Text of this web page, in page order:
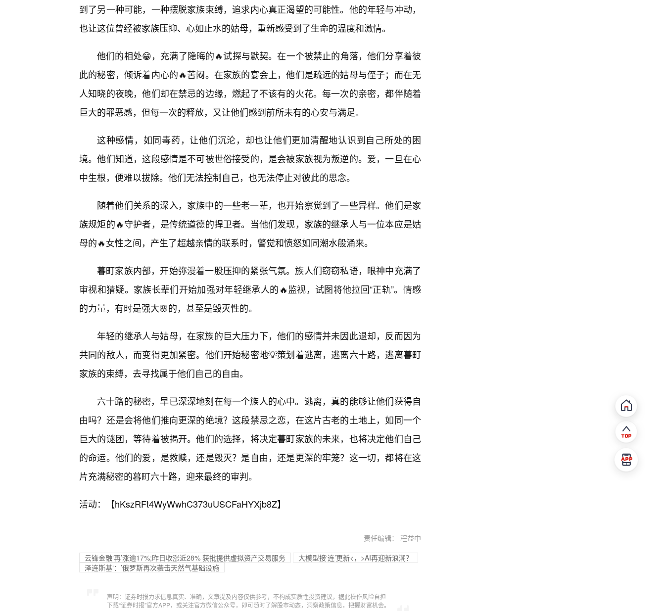
到了另一种可能，一种摆脱家族束缚，追求内心真正渴望的可能性。他的年轻与冲动，
也让这位曾经被家族压抑、心如止水的姑母，重新感受到了生命的温度和激情。
他们的相处😁，充满了隐晦的🔥试探与默契。在一个被禁止的角落，他们分享着彼
此的秘密，倾诉着内心的🔥苦闷。在家族的宴会上，他们是疏远的姑母与侄子；而在无
人知晓的夜晚，他们却在禁忌的边缘，燃起了不该有的火花。每一次的亲密，都伴随着
巨大的罪恶感，但每一次的释放，又让他们感到前所未有的心安与满足。
这种感情，如同毒药，让他们沉沦，却也让他们更加清醒地认识到自己所处的困
境。他们知道，这段感情是不可被世俗接受的，是会被家族视为叛逆的。爱，一旦在心
中生根，便难以拔除。他们无法控制自己，也无法停止对彼此的思念。
随着他们关系的深入，家族中的一些老一辈，也开始察觉到了一些异样。他们是家
族规矩的🔥守护者，是传统道德的捍卫者。当他们发现，家族的继承人与一位本应是姑
母的🔥女性之间，产生了超越亲情的联系时，警觉和愤怒如同潮水般涌来。
暮町家族内部，开始弥漫着一股压抑的紧张气氛。族人们窃窃私语，眼神中充满了
审视和猜疑。家族长辈们开始加强对年轻继承人的🔥监视，试图将他拉回“正轨”。情感
的力量，有时是强大🌸的，甚至是毁灭性的。
年轻的继承人与姑母，在家族的巨大压力下，他们的感情并未因此退却，反而因为
共同的敌人，而变得更加紧密。他们开始秘密地💡策划着逃离，逃离六十路，逃离暮町
家族的束缚，去寻找属于他们自己的自由。
六十路的秘密，早已深深地刻在每一个族人的心中。逃离，真的能够让他们获得自
由吗？还是会将他们推向更深的绝境？这段禁忌之恋，在这片古老的土地上，如同一个
巨大的谜团，等待着被揭开。他们的选择，将决定暮町家族的未来，也将决定他们自己
的命运。他们的爱，是救赎，还是毁灭？是自由，还是更深的牢笼？这一切，都将在这
片充满秘密的暮町六十路，迎来最终的审判。
活动：【hKszRFt4WyWwhC373uUSCFaHYXjb8Z】
责任编辑： 程益中
云锋金融‘再’涨逾17%;昨日收涨近28% 获批提供虚拟资产交易服务
大模型接‘连’更新<，>AI再迎新浪潮？
泽连斯基‘：’俄罗斯再次袭击天然气基础设施
声明：证券时报力求信息真实、准确，文章提及内容仅供参考，不构成实质性投资建议，据此操作风险自担
下载“证券时报”官方APP，或关注官方微信公众号，即可随时了解股市动态，洞察政策信息，把握财富机会。